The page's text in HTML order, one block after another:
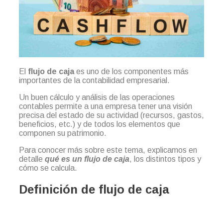
El flujo de cajaes uno de los componentes más
importantes de la contabilidad empresarial.
Un buen cálculo y análisis de las operaciones
contables permite a una empresa tener una visión
precisa del estado de su actividad (recursos, gastos,
beneficios, etc.) y de todos los elementos que
componen su patrimonio.
Para conocer más sobre este tema, explicamos en
detalle qué es un flujo de caja, los distintos tipos y
cómo se calcula.
Definición de flujo de caja